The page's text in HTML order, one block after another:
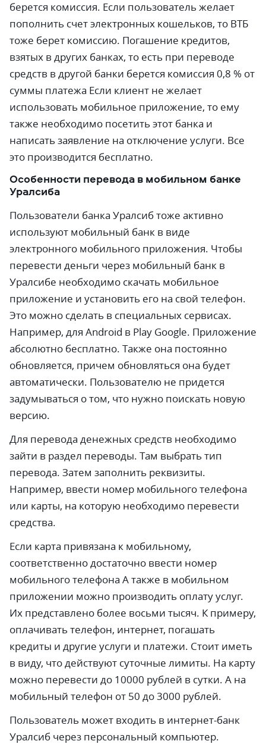
берется комиссия. Если пользователь желает
пополнить счет электронных кошельков, то ВТБ
тоже берет комиссию. Погашение кредитов,
взятых в других банках, то есть при переводе
средств в другой банки берется комиссия 0,8 % от
суммы платежа Если клиент не желает
использовать мобильное приложение, то ему
также необходимо посетить этот банка и
написать заявление на отключение услуги. Все
это производится бесплатно.
Особенности перевода в мобильном банке
Уралсиба
Пользователи банка Уралсиб тоже активно
используют мобильный банк в виде
электронного мобильного приложения. Чтобы
перевести деньги через мобильный банк в
Уралсибе необходимо скачать мобильное
приложение и установить его на свой телефон.
Это можно сделать в специальных сервисах.
Например, для Android в Play Google. Приложение
абсолютно бесплатно. Также она постоянно
обновляется, причем обновляться она будет
автоматически. Пользователю не придется
задумываться о том, что нужно поискать новую
версию.
Для перевода денежных средств необходимо
зайти в раздел переводы. Там выбрать тип
перевода. Затем заполнить реквизиты.
Например, ввести номер мобильного телефона
или карты, на которую необходимо перевести
средства.
Если карта привязана к мобильному,
соответственно достаточно ввести номер
мобильного телефона А также в мобильном
приложении можно производить оплату услуг.
Их представлено более восьми тысяч. К примеру,
оплачивать телефон, интернет, погашать
кредиты и другие услуги и платежи. Стоит иметь
в виду, что действуют суточные лимиты. На карту
можно перевести до 10000 рублей в сутки. А на
мобильный телефон от 50 до 3000 рублей.
Пользователь может входить в интернет-банк
Уралсиб через персональный компьютер.